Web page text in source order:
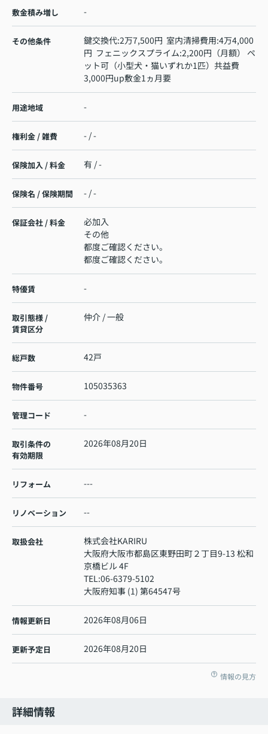
敷金積み増し -
その他条件
鍵交換代:2万7,500円 室内清掃費用:4万4,000
円 フェニックスプライム:2,200円（月額） ペ
ット可（小型犬・猫いずれか1匹）共益費
3,000円up敷金1ヵ月要
用途地域 -
権利金 / 雑費 - / -
保険加入 / 料金 有 / -
保険名 / 保険期間 - / -
保証会社 / 料金
必加入
その他
都度ご確認ください。
都度ご確認ください。
特優賃 -
取引態様 /
賃貸区分
仲介 / 一般
総戸数 42戸
物件番号 105035363
管理コード -
取引条件の
有効期限
2026年08月20日
リフォーム ---
リノベーション --
取扱会社
株式会社KARIRU
大阪府大阪市都島区東野田町２丁目9-13 松和
京橋ビル 4F
TEL:06-6379-5102
大阪府知事 (1) 第64547号
情報更新日 2026年08月06日
更新予定日 2026年08月20日
情報の見方
詳細情報